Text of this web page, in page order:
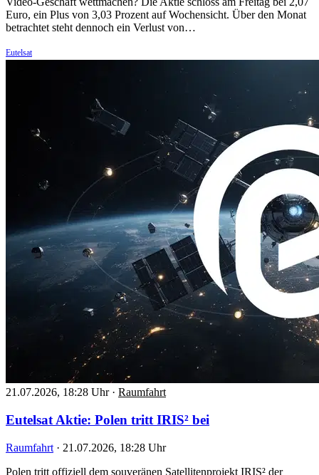
Euro, ein Plus von 3,03 Prozent auf Wochensicht. Über den Monat
betrachtet steht dennoch ein Verlust von…
Eutelsat
21.07.2026, 18:28 Uhr · Raumfahrt
Eutelsat Aktie: Polen tritt IRIS² bei
Raumfahrt · 21.07.2026, 18:28 Uhr
Polen tritt offiziell dem souveränen Satellitenprojekt IRIS² der